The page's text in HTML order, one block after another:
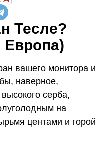
Тесле?
Европа)
вашего монитора и
наверное,
серба,
на
центами и горой